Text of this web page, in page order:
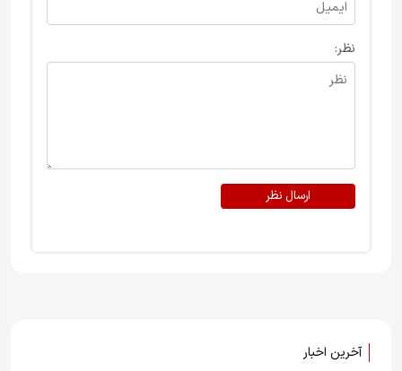
نظر:
ارسال نظر
آخرین اخبار